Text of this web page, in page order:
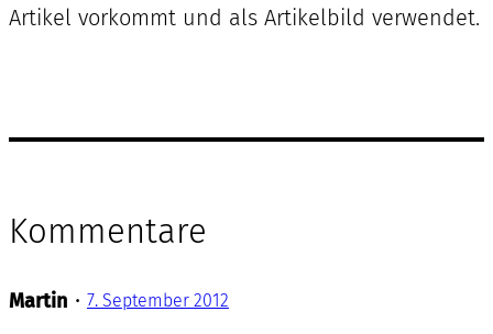
Artikel vorkommt und als Artikelbild verwendet.
Kommentare
Martin • 7. September 2012